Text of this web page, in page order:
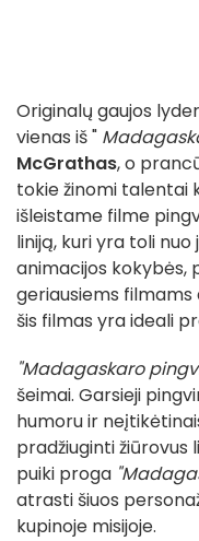
Originalų gaujos
vienas iš "
McGrathas, o
tokie žinomi talentai
išleistame filme
liniją, kuri yra toli
animacijos kokybės,
geriausiems
šis filmas yra ideali
"Madagaskaro
šeimai. Garsieji
humoru ir
pradžiuginti žiūrovus
puiki proga
atrasti šiuos
kupinoje misijoje.